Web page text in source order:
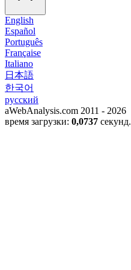
English
Español
Português
Française
Italiano
日本語
한국어
русский
aWebAnalysis.com 2011 - 2026
время загрузки: 0,0737 секунд.